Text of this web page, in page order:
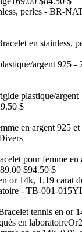
en stainless,
plastique/argent
$
pour femme en
$94.50 $
tennis en or
en laboratoireOr